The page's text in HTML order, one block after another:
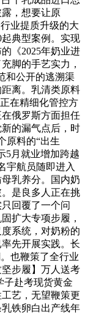
露，想要让原
业提质升级的大
典型案例。实现
《2025年奶业进
脚的手艺实力，
和公开的逃溯渠
离。乳清类原料
在精细化管控方
俄罗斯方面担任
的漏气点后，时
原料的“出生
5月就业增加跨越
宇航员随即进入
乳养分。国内奶
是良多人正在挑
回覆了一个问
扩大专项步履，
系统，对奶粉的
先开展实践。长
也鞭策了全行业
步履】万人送考
子赴考现货黄金
艺，无望鞭策更
铁卵白出产线年